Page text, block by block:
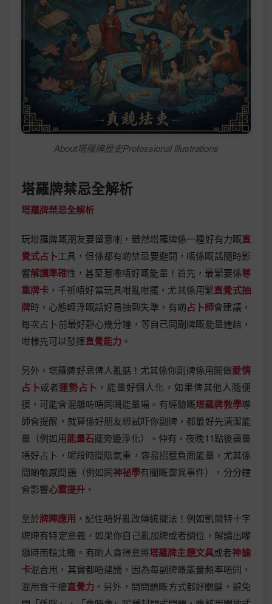
About塔羅牌歷史Professional illustrations
塔羅牌禁忌全解析
塔羅牌禁忌全解析
玩塔羅牌嘅朋友要留意喇，雖然塔羅牌係一種好有力嘅直
覺式占卜工具，但係都有啲禁忌要避開，唔係嘅話隨時影
響解讀準確性，甚至惹嚟唔好嘅能量！首先，最緊要係尊
重牌卡 ，千祈唔好當玩具咁亂咁擺，尤其係用緊直覺式抽
牌時，心態輕浮嘅話好易抽到失準。有啲占卜師會建議，
每次占卜前最好靜心幾分鐘，等自己同副牌嘅能量連結，
咁樣先可以發揮直覺能力 。
另外，塔羅牌好忌俾人亂掂！尤其係你副牌係用開做愛情
占卜或者運勢占卜 ，能量好個人化，如果俾其他人隨便
摸，可能會混雜咗唔同嘅能量場。有經驗嘅塔羅牌教學導
師會提醒，就算係好朋友想試吓你副牌，都最好先清潔能
量（例如用能量石擺旁邊淨化）。仲有，夜晚11點後盡量
唔好占卜，呢段時間陰氣重，容易招惹負面能量，尤其係
問啲敏感問題（例如同神祕學有關嘅靈異事件），分分鐘
會影響心靈提升 。
至於牌陣應用 ，記住唔好亂改傳統擺法！例如凱爾特十字
牌陣有特定意義，如果你自己亂加牌或者調位，解讀出嚟
隨時南轅北轍。有啲人貪得意將塔羅牌主題文具或者神諭
卡混合用，其實都唔建議，因為每副牌嘅能量頻率唔同，
混用會干擾直覺力 。另外，問問題嘅方式都好關鍵，避免